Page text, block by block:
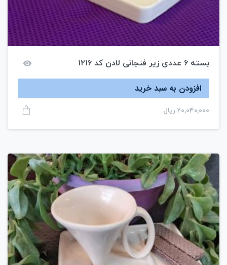
بسته ۶ عددی زیر فنجانی لادن کد ۱۲۱۶
افزودن به سبد خرید
۲۰,۰۴۰,۰۰۰ ریال